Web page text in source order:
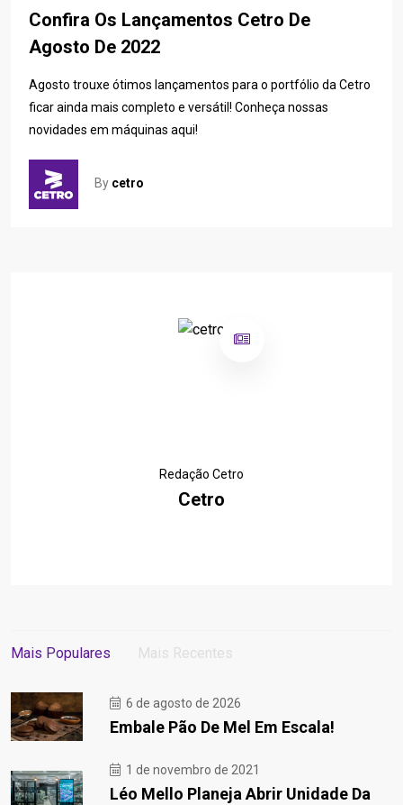
Confira Os Lançamentos Cetro De
Agosto De 2022
Agosto trouxe ótimos lançamentos para o portfólio da Cetro
ficar ainda mais completo e versátil! Conheça nossas
novidades em máquinas aqui!
By cetro
Redação Cetro
Cetro
Mais Populares Mais Recentes
6 de agosto de 2026
Embale Pão De Mel Em Escala!
1 de novembro de 2021
Léo Mello Planeja Abrir Unidade Da